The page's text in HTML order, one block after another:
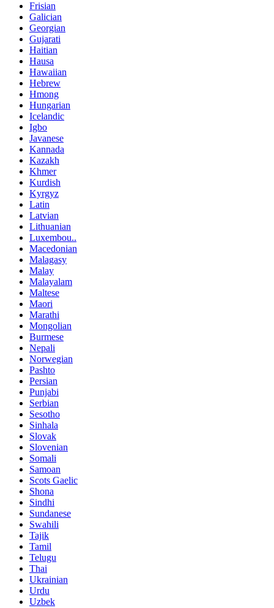
Frisian
Galician
Georgian
Gujarati
Haitian
Hausa
Hawaiian
Hebrew
Hmong
Hungarian
Icelandic
Igbo
Javanese
Kannada
Kazakh
Khmer
Kurdish
Kyrgyz
Latin
Latvian
Lithuanian
Luxembou..
Macedonian
Malagasy
Malay
Malayalam
Maltese
Maori
Marathi
Mongolian
Burmese
Nepali
Norwegian
Pashto
Persian
Punjabi
Serbian
Sesotho
Sinhala
Slovak
Slovenian
Somali
Samoan
Scots Gaelic
Shona
Sindhi
Sundanese
Swahili
Tajik
Tamil
Telugu
Thai
Ukrainian
Urdu
Uzbek